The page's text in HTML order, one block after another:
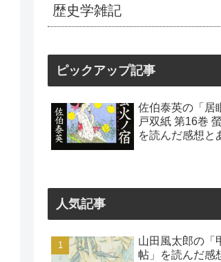
歴史学雑記
ピックアップ記事
佐伯泰英の「居
戸双紙 第16巻
を読んだ感想と
人気記事
山田風太郎の「
帖」を読んだ感